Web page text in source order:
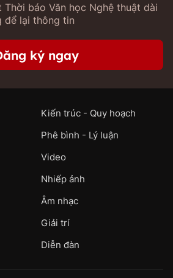
Thời báo Văn học Nghệ thuật dài
để lại thông tin
ký ngay
Kiến trúc - Quy hoạch
Phê bình - Lý luận
Video
Nhiếp ảnh
Âm nhạc
Giải trí
Diễn đàn